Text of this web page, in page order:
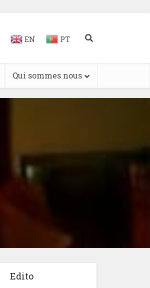
EN PT
Qui sommes nous
Edito